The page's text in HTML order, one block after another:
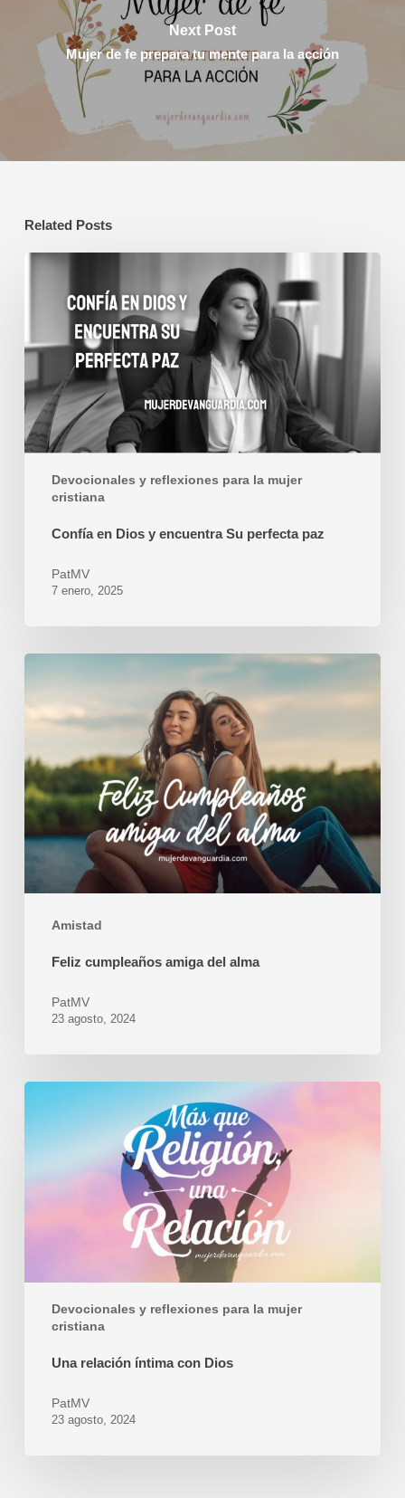
Next Post
Mujer de fe prepara tu mente para la acción
Related Posts
Devocionales y reflexiones para la mujer
cristiana
Confía
y
encuentra
Su
perfecta
paz
Confía en Dios y encuentra Su perfecta paz
PatMV
7 enero, 2025
Amistad
amiga
alma
Feliz cumpleaños amiga del alma
PatMV
23 agosto, 2024
Devocionales y reflexiones para la mujer
cristiana
Una relación íntima con Dios
PatMV
23 agosto, 2024